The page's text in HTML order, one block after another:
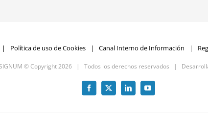
Política de uso de Cookies Canal Interno de Información
© Copyright2026 | Todos los derechos reservados |
Facebook
X LinkedInYouTube